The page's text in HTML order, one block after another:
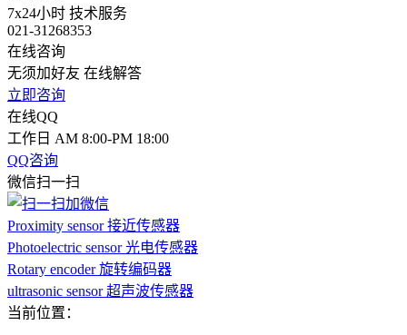
7x24小时 技术服务
021-31268353
在线咨询
无须加好友 在线解答
立即咨询
在线QQ
工作日 AM 8:00-PM 18:00
QQ咨询
微信扫一扫
Proximity sensor 接近传感器
Photoelectric sensor 光电传感器
Rotary encoder 旋转编码器
ultrasonic sensor 超声波传感器
当前位置：